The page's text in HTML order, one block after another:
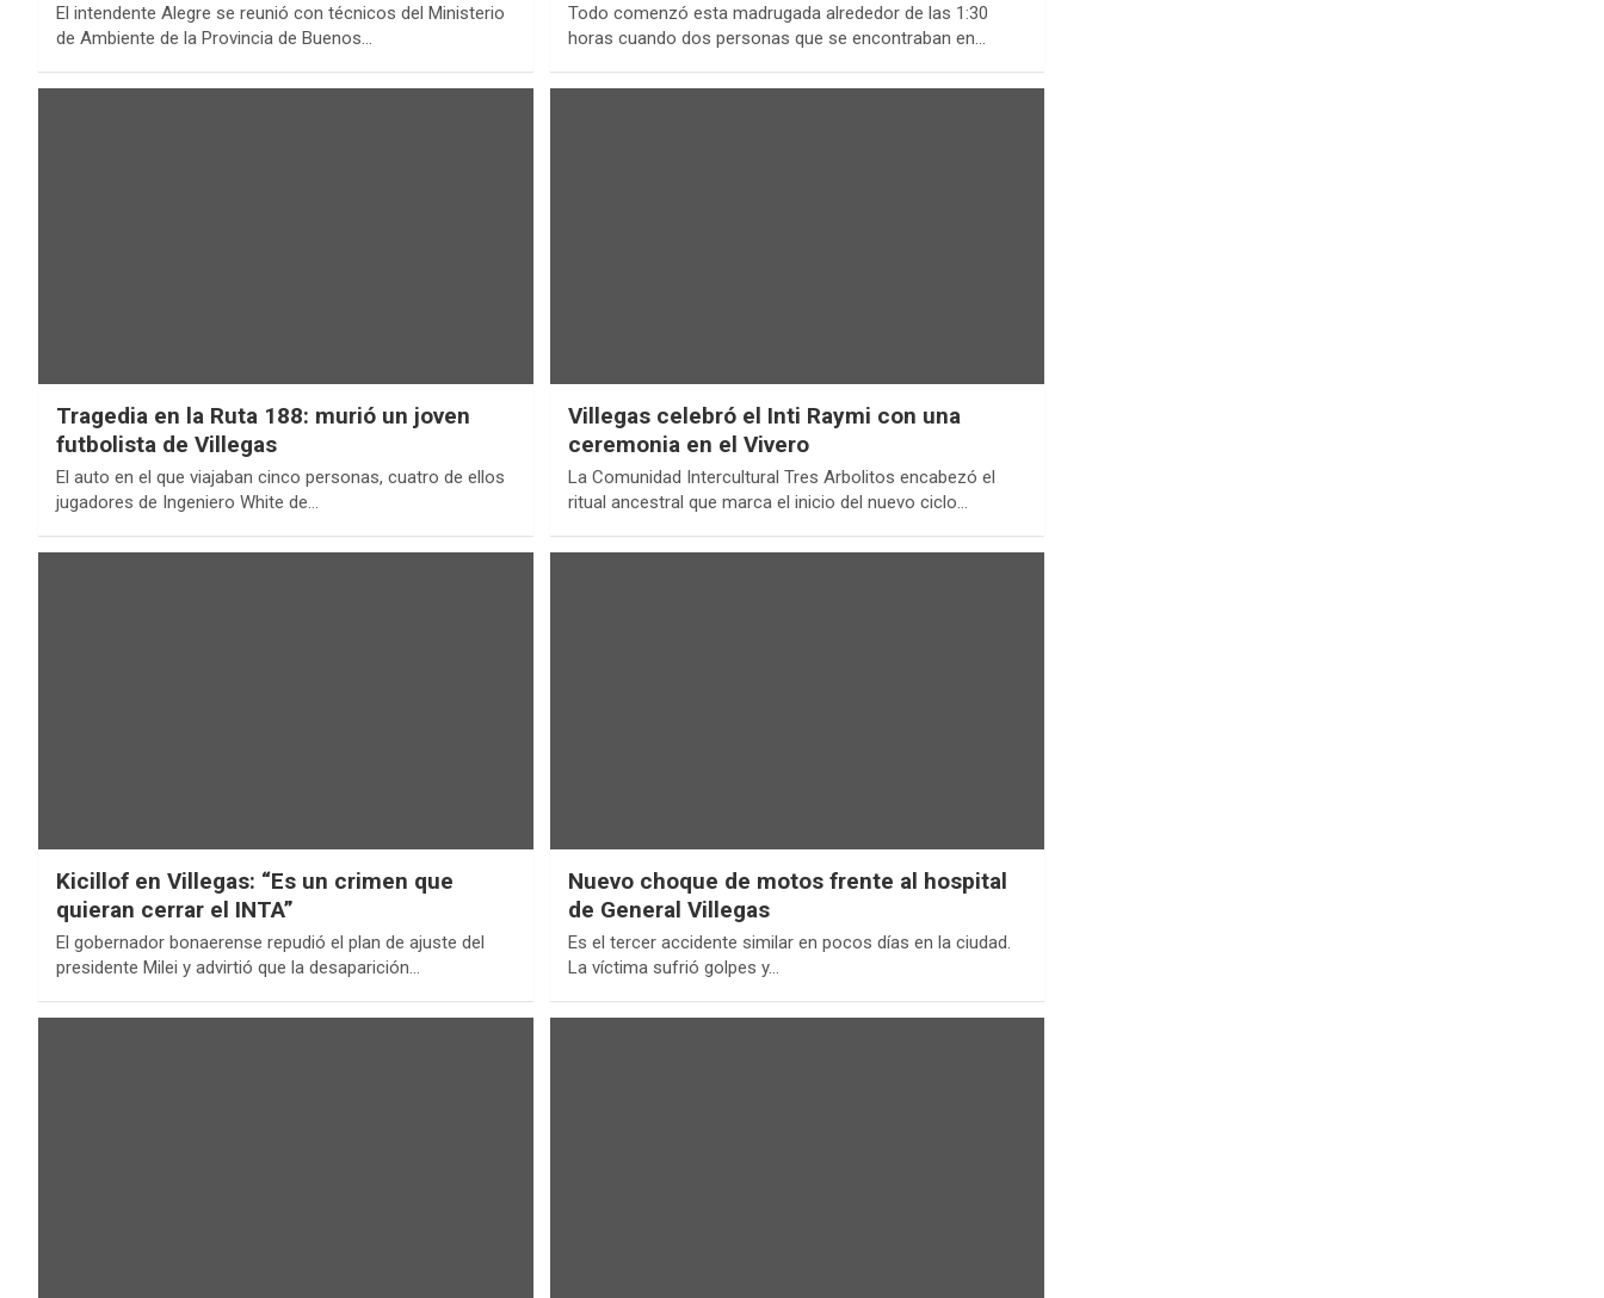
El intendente Alegre se reunió con técnicos del Ministerio
de Ambiente de la Provincia de Buenos…
Todo comenzó esta madrugada alrededor de las 1:30
horas cuando dos personas que se encontraban en…
Tragedia en la Ruta 188: murió un joven
futbolista de Villegas
El auto en el que viajaban cinco personas, cuatro de ellos
jugadores de Ingeniero White de…
Villegas celebró el Inti Raymi con una
ceremonia en el Vivero
La Comunidad Intercultural Tres Arbolitos encabezó el
ritual ancestral que marca el inicio del nuevo ciclo…
Kicillof en Villegas: “Es un crimen que
quieran cerrar el INTA”
El gobernador bonaerense repudió el plan de ajuste del
presidente Milei y advirtió que la desaparición…
Nuevo choque de motos frente al hospital
de General Villegas
Es el tercer accidente similar en pocos días en la ciudad.
La víctima sufrió golpes y…